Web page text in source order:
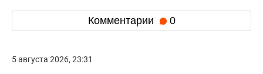
Комментарии 0
5 августа 2026, 23:31